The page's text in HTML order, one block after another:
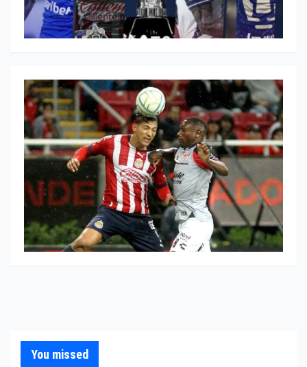
You missed